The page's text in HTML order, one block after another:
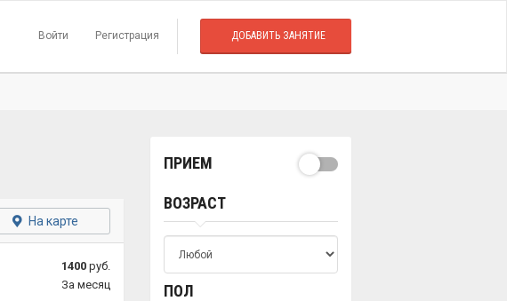
Войти Регистрация ДОБАВИТЬ ЗАНЯТИЕ
На карте
1400руб.
За месяц
ПРИЕМ
ВОЗРАСТ
ПОЛ